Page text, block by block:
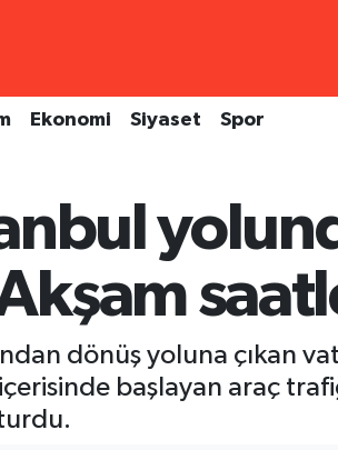
Ekonomi Siyaset Spor
dönüş yoluna çıkan
başlayan araç